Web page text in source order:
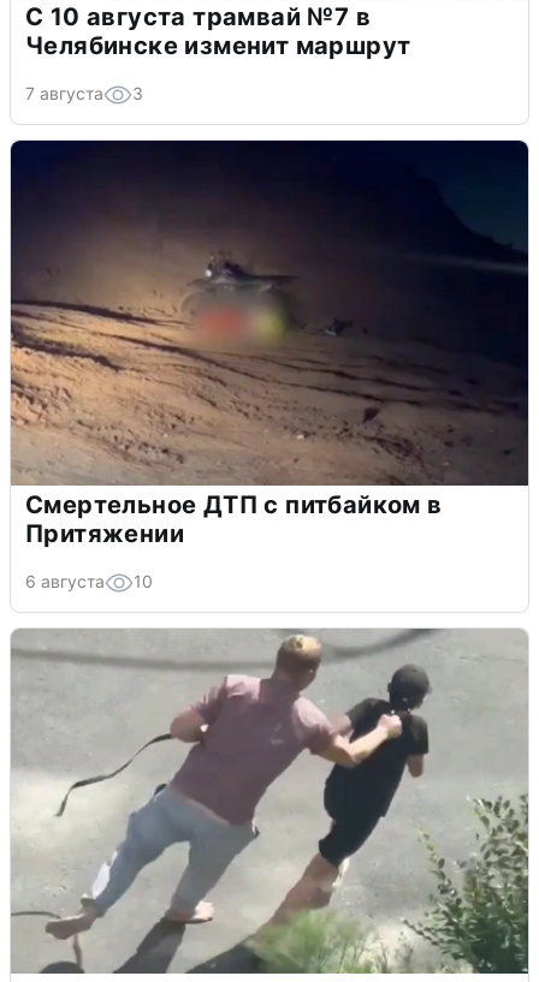
С 10 августа трамвай №7 в
Челябинске изменит маршрут
7 августа 3
Смертельное ДТП с питбайком в
Притяжении
6 августа 10